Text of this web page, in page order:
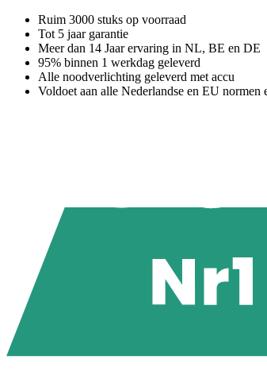
Ruim 3000 stuks op voorraad
Tot 5 jaar garantie
Meer dan 14 Jaar ervaring in NL, BE en DE
95% binnen 1 werkdag geleverd
Alle noodverlichting geleverd met accu
Voldoet aan alle Nederlandse en EU normen